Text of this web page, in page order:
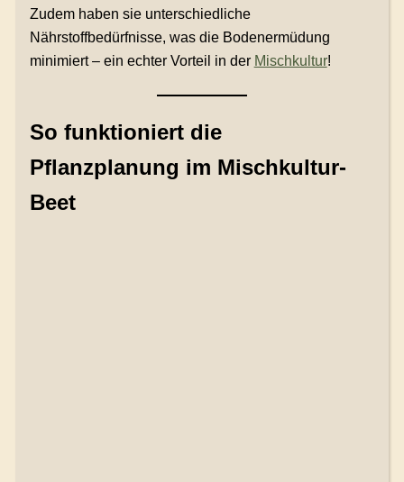
Zudem haben sie unterschiedliche
Nährstoffbedürfnisse, was die Bodenermüdung
minimiert – ein echter Vorteil in der Mischkultur!
So funktioniert die
Pflanzplanung im Mischkultur-
Beet